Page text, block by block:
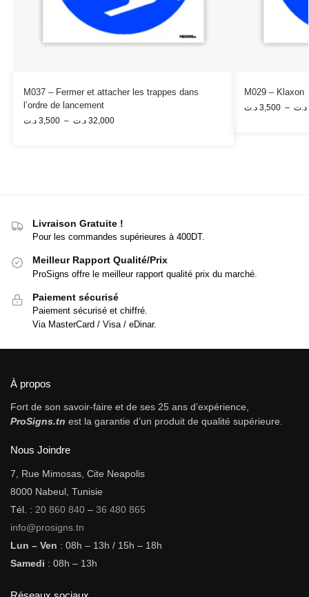
M037 – Fermer et attacher les trappes dans
l’ordre de lancement
3,500 د.ت – 32,000 د.ت
M029 – Klaxon
3,500 د.ت – د.ت
Livraison Gratuite !
Pour les commandes supérieures à 400DT.
Meilleur Rapport Qualité/Prix
ProSigns offre le meilleur rapport qualité prix du marché.
Paiement sécurisé
Paiement sécurisé et chiffré.
Via MasterCard / Visa / eDinar.
À propos
Fort de son savoir-faire et de ses 25 ans d’expérience,
ProSigns.tn est la garantie d’un produit de qualité supérieure.
Nous Joindre
7, Rue Mimosas, Cite Neapolis
8000 Nabeul, Tunisie
Tél. : 20 860 840 – 36 480 865
info@prosigns.tn
Lun – Ven : 08h – 13h / 15h – 18h
Samedi : 08h – 13h